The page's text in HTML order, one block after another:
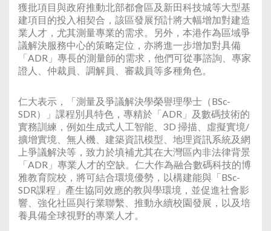
獲批項目與政府推動北部都會區及新田科技城等大型基
建項目的投入相契合，該區發展預計將大幅增加對建造
業人才，尤其測量專業的需求。另外，本港作為區域爭
議解決服務中心的策略定位，亦將進一步增加對具備
「ADR」專長的測量師的需求，他們可從事諮詢、專家
證人、仲裁員、調解員、審裁員等多種角色。
仁大表示，「測量及爭議解決學榮譽理學士（BSc-
SDR）」課程別具特色，專精於「ADR」及數碼技術的
實務訓練，例如生成式人工智能、3D 掃描、虛擬實境/
擴增實境、無人機、建築資訊模型、地理資訊系統及網
上爭議解決等，致力於填補尤其在大灣區內非法律背景
「ADR」專業人才的空缺。仁大作為融合數碼科技的博
雅教育院校，將可結合環境優勢，以構建能與「BSc-
SDR課程」產生協同效應的教與學環境，並促進社會影
響、強化社區與行業聯繫、推動永續校園發展，以及培
養具備全球視野的專業人才。